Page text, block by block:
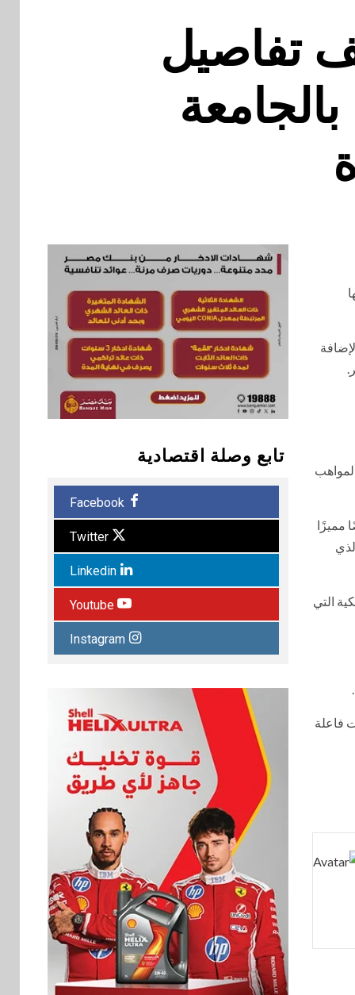
تفاصيل
التي أسسها الموسيقار الكبير هاني شنودة عام 1977، عرضًا مميزًا
التي
فاعلة
تابع وصلة اقتصادية
Facebook
Twitter
Linkedin
Youtube
Instagram